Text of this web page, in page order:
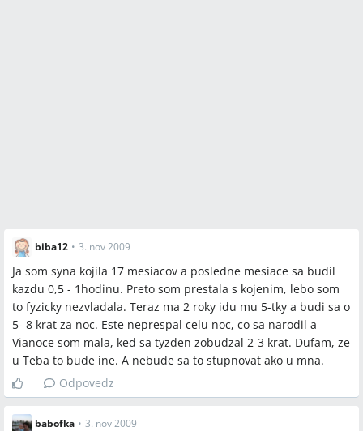
biba12 • 3. nov 2009
Ja som syna kojila 17 mesiacov a posledne mesiace sa budil
kazdu 0,5 - 1hodinu. Preto som prestala s kojenim, lebo som
to fyzicky nezvladala. Teraz ma 2 roky idu mu 5-tky a budi sa o
5- 8 krat za noc. Este neprespal celu noc, co sa narodil a
Vianoce som mala, ked sa tyzden zobudzal 2-3 krat. Dufam, ze
u Teba to bude ine. A nebude sa to stupnovat ako u mna.
Odpovedz
babofka • 3. nov 2009